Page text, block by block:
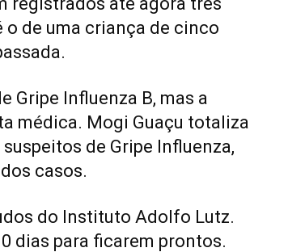
de uma criança de cinco
Gripe Influenza B, mas a
médica. Mogi Guaçu totaliza
de Gripe Influenza,
casos.
do Instituto Adolfo Lutz.
dias para ficarem prontos.